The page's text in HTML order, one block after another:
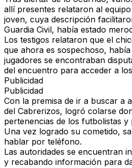
allí presentes relataron al
joven, cuya descripción
Guardia Civil, había estado
Los testigos relataron que el
que ahora es sospechoso,
jugadores se encontraban
del encuentro para acceder a
Publicidad
Publicidad
Con la premisa de ir a buscar a
del Cabrerizos, logró colarse
pertenencias de los futbolistas
Una vez logrado su cometido,
hablar por teléfono.
Las autoridades se encuentran
y recabando información para